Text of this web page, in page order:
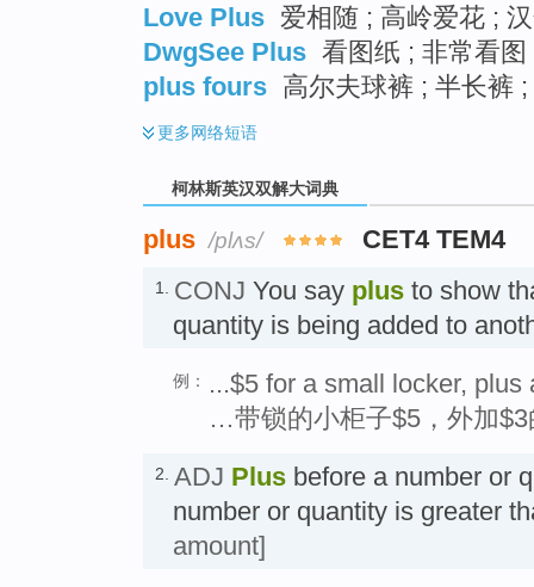
Love Plus 爱相随 ; 高岭爱花 ;
DwgSee Plus 看图纸 ; 非常看
plus fours 高尔夫球裤 ; 半长裤
更多网络短语
柯林斯英汉双解大词典
plus /plʌs/ CET4 TEM4
1. CONJ You say plus to show
quantity is being added to
例：
...$5 for a small locker, plus
…带锁的小柜子$5，外加$3
2. ADJ Plus before a number or
number or quantity is greater
amount]